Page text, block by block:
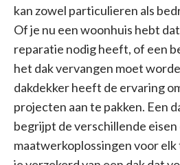
kan zowel particulieren als
Of je nu een woonhuis hebt
reparatie nodig heeft, of een
het dak vervangen moet
dakdekker heeft de ervaring
projecten aan te pakken. Een
begrijpt de verschillende eisen
maatwerkoplossingen voor